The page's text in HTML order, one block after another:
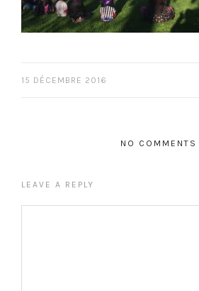
15 DÉCEMBRE 2016
NO COMMENTS
LEAVE A REPLY